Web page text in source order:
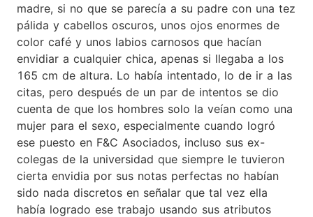
madre, si no que se parecía a su padre con una tez
pálida y cabellos oscuros, unos ojos enormes de
color café y unos labios carnosos que hacían
envidiar a cualquier chica, apenas si llegaba a los
165 cm de altura. Lo había intentado, lo de ir a las
citas, pero después de un par de intentos se dio
cuenta de que los hombres solo la veían como una
mujer para el sexo, especialmente cuando logró
ese puesto en F&C Asociados, incluso sus ex-
colegas de la universidad que siempre le tuvieron
cierta envidia por sus notas perfectas no habían
sido nada discretos en señalar que tal vez ella
había logrado ese trabajo usando sus atributos